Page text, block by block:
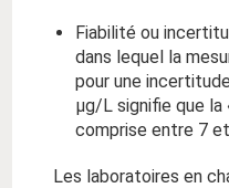
Fiabilité ou
dans lequel la
pour une
µg/L signifie que la
comprise entre 7
Les laboratoires en